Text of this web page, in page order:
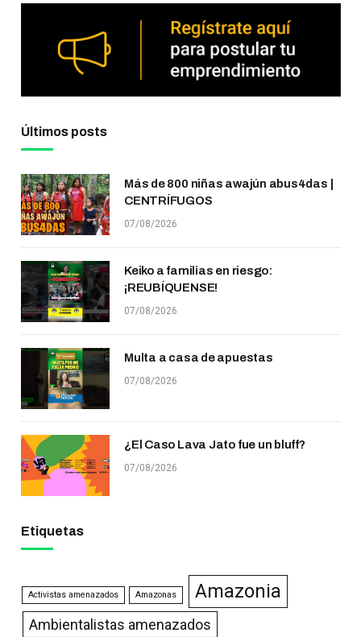
Últimos posts
Más de 800 niñas awajún abus4das |
CENTRÍFUGOS
07/08/2026
Keiko a familias en riesgo:
¡REUBÍQUENSE!
07/08/2026
Multa a casa de apuestas
07/08/2026
¿El Caso Lava Jato fue un bluff?
07/08/2026
Etiquetas
Activistas amenazados Amazonas Amazonia
Ambientalistas amenazados